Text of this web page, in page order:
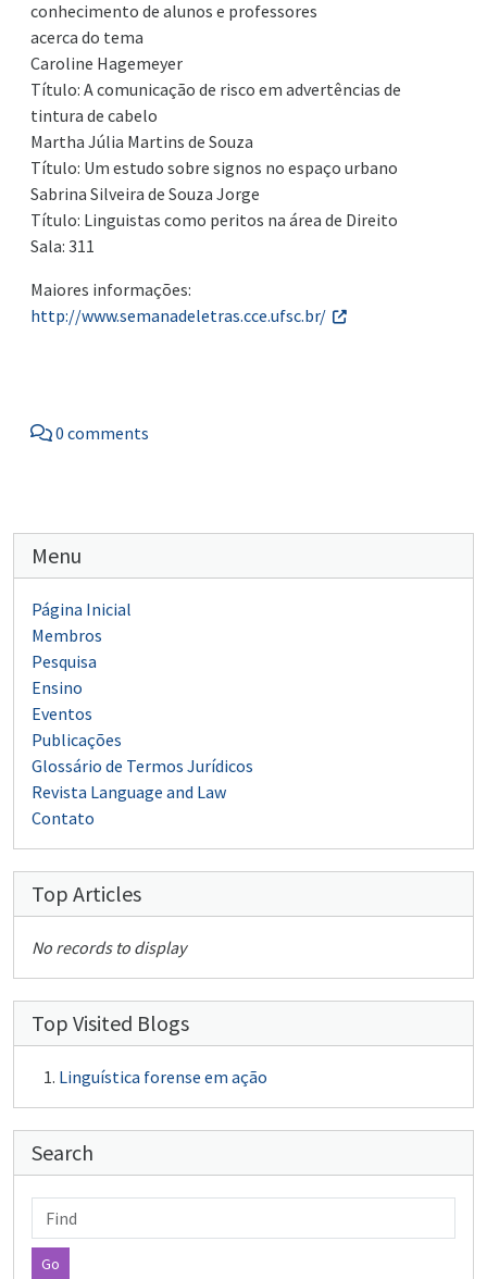
conhecimento de alunos e professores
acerca do tema
Caroline Hagemeyer
Título: A comunicação de risco em advertências de
tintura de cabelo
Martha Júlia Martins de Souza
Título: Um estudo sobre signos no espaço urbano
Sabrina Silveira de Souza Jorge
Título: Linguistas como peritos na área de Direito
Sala: 311
Maiores informações:
http://www.semanadeletras.cce.ufsc.br/
0 comments
Menu
Página Inicial
Membros
Pesquisa
Ensino
Eventos
Publicações
Glossário de Termos Jurídicos
Revista Language and Law
Contato
Top Articles
No records to display
Top Visited Blogs
Linguística forense em ação
Search
Find